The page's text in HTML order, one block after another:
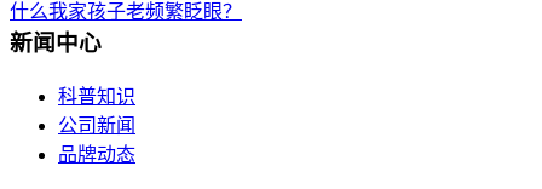
什么我家孩子老频繁眨眼？
新闻中心
科普知识
公司新闻
品牌动态